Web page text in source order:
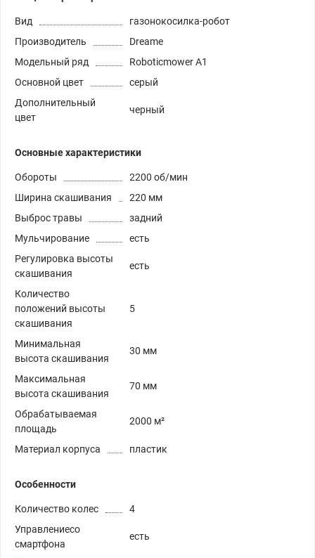
Вид
газонокосилка-робот
Производитель
Dreame
Модельный ряд
Roboticmower A1
Основной цвет
серый
Дополнительный
цвет
черный
Основные характеристики
Обороты
2200 об/мин
Ширина скашивания
220 мм
Выброс травы
задний
Мульчирование
есть
Регулировка высоты
скашивания
есть
Количество
положений высоты
скашивания
5
Минимальная
высота скашивания
30 мм
Максимальная
высота скашивания
70 мм
Обрабатываемая
площадь
2000 м²
Материал корпуса пластик
Особенности
Количество колес
4
Управлениесо
смартфона
есть